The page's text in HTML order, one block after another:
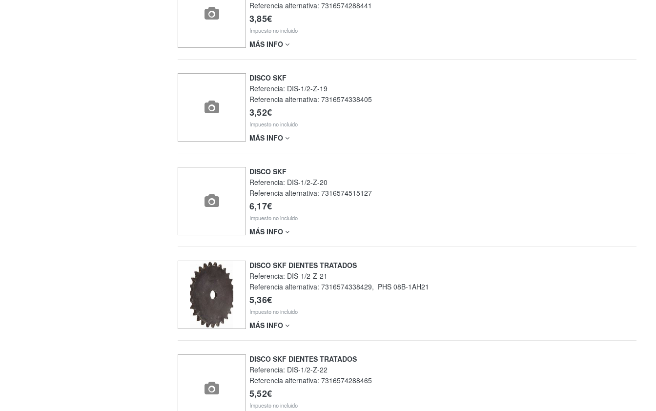
Referencia alternativa: 7316574288441
3,85€
Impuesto no incluido
MÁS INFO
DISCO SKF
Referencia: DIS-1/2-Z-19
Referencia alternativa: 7316574338405
3,52€
Impuesto no incluido
MÁS INFO
DISCO SKF
Referencia: DIS-1/2-Z-20
Referencia alternativa: 7316574515127
6,17€
Impuesto no incluido
MÁS INFO
DISCO SKF DIENTES TRATADOS
Referencia: DIS-1/2-Z-21
Referencia alternativa: 7316574338429, PHS 08B-1AH21
5,36€
Impuesto no incluido
MÁS INFO
DISCO SKF DIENTES TRATADOS
Referencia: DIS-1/2-Z-22
Referencia alternativa: 7316574288465
5,52€
Impuesto no incluido